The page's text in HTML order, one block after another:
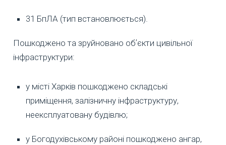
31 БпЛА (тип встановлюється).
Пошкоджено та зруйновано обʼєкти цивільної
інфраструктури:
у місті Харків пошкоджено складські
приміщення, залізничну інфраструктуру,
неексплуатовану будівлю;
у Богодухівському районі пошкоджено ангар,